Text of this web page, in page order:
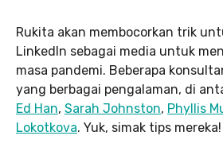
Rukita akan membocorkan trik
LinkedIn sebagai media untuk
masa pandemi. Beberapa
yang berbagai pengalaman, di
Ed Han, Sarah Johnston, Phyllis
Lokotkova. Yuk, simak tips mereka!